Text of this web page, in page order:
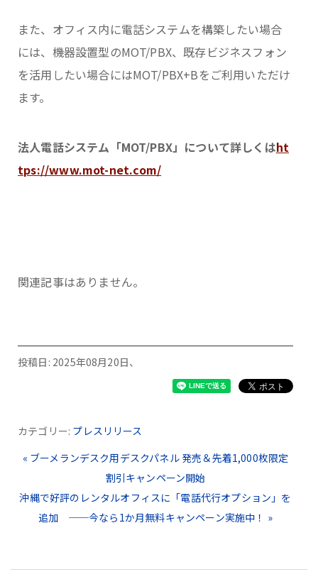
また、オフィス内に電話システムを構築したい場合
には、機器設置型のMOT/PBX、既存ビジネスフォン
を活用したい場合にはMOT/PBX+Bをご利用いただけ
ます。
法人電話システム「MOT/PBX」について詳しくはht
tps://www.mot-net.com/
関連記事はありません。
投稿日: 2025年08月20日、
カテゴリー: プレスリリース
« ブーメランデスク用デスクパネル 発売＆先着1,000枚限定
割引キャンペーン開始
沖縄で好評のレンタルオフィスに「電話代行オプション」を
追加 ──今なら1か月無料キャンペーン実施中！ »